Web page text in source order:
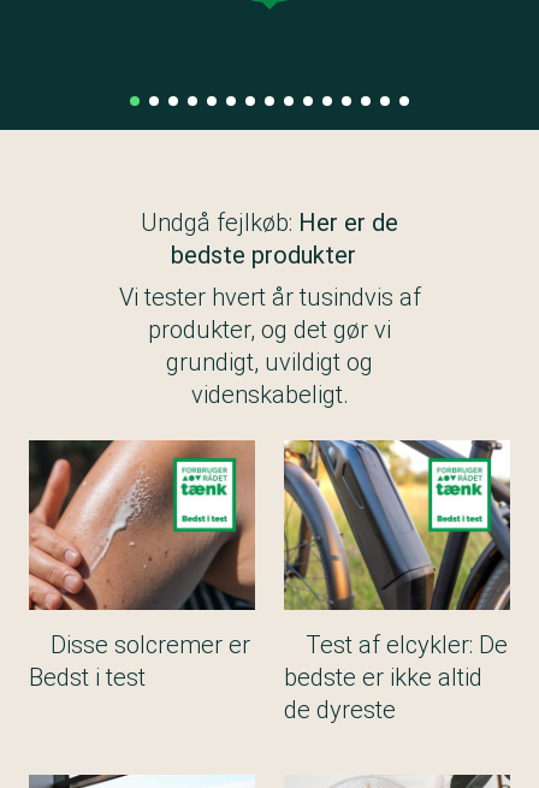
Undgå fejlkøb: Her er de
bedste produkter
Vi tester hvert år tusindvis af
produkter, og det gør vi
grundigt, uvildigt og
videnskabeligt.
Disse solcremer er
Bedst i test
Test af elcykler: De
bedste er ikke altid
de dyreste